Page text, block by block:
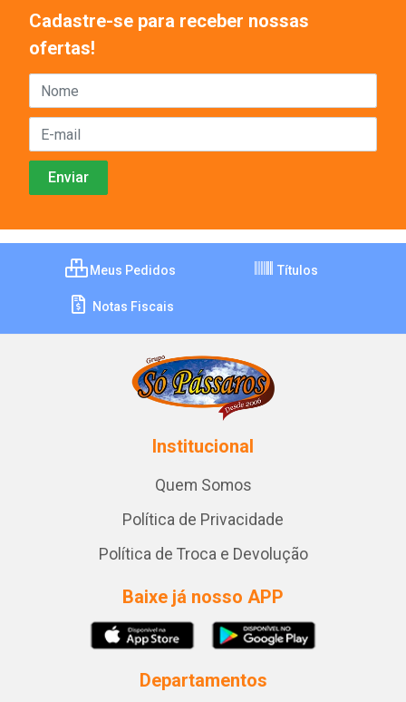
Cadastre-se para receber nossas
ofertas!
Meus Pedidos Títulos
Notas Fiscais
Institucional
Quem Somos
Política de Privacidade
Política de Troca e Devolução
Baixe já nosso APP
Departamentos